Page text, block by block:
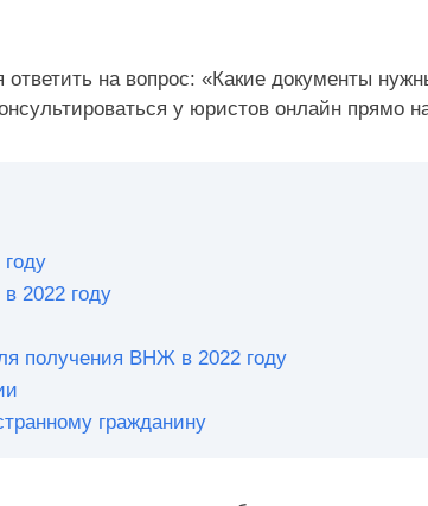
ответить на вопрос: «Какие документы
у юристов онлайн прямо
2022 году
получения ВНЖ в 2022 году
гражданину